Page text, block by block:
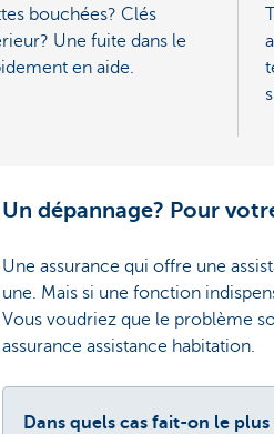
bouchées? Clés
Une fuite dans le
en aide.
Un dépannage? Pour
Une assurance qui offre une
une. Mais si une fonction
Vous voudriez que le problème
assurance assistance habitation.
Dans quels cas fait-on le